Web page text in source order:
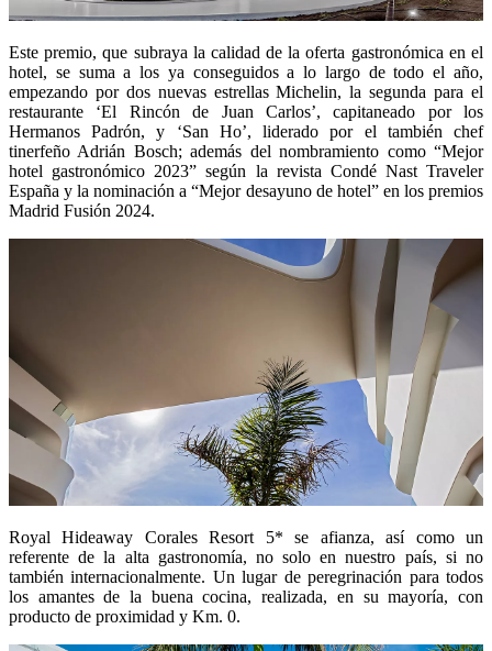
Este premio, que subraya la calidad de la oferta gastronómica en el
hotel, se suma a los ya conseguidos a lo largo de todo el año,
empezando por dos nuevas estrellas Michelin, la segunda para el
restaurante ‘El Rincón de Juan Carlos’, capitaneado por los
Hermanos Padrón, y ‘San Ho’, liderado por el también chef
tinerfeño Adrián Bosch; además del nombramiento como “Mejor
hotel gastronómico 2023” según la revista Condé Nast Traveler
España y la nominación a “Mejor desayuno de hotel” en los premios
Madrid Fusión 2024.
Royal Hideaway Corales Resort 5* se afianza, así como un
referente de la alta gastronomía, no solo en nuestro país, si no
también internacionalmente. Un lugar de peregrinación para todos
los amantes de la buena cocina, realizada, en su mayoría, con
producto de proximidad y Km. 0.